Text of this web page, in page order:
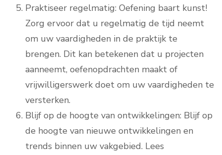
Praktiseer regelmatig: Oefening baart kunst!
Zorg ervoor dat u regelmatig de tijd neemt
om uw vaardigheden in de praktijk te
brengen. Dit kan betekenen dat u projecten
aanneemt, oefenopdrachten maakt of
vrijwilligerswerk doet om uw vaardigheden te
versterken.
Blijf op de hoogte van ontwikkelingen: Blijf op
de hoogte van nieuwe ontwikkelingen en
trends binnen uw vakgebied. Lees